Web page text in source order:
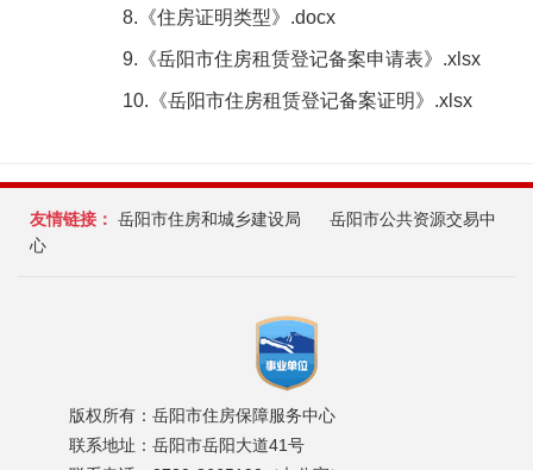
8. 《住房证明类型》.docx
9. 《岳阳市住房租赁登记备案申请表》.xlsx
10. 《岳阳市住房租赁登记备案证明》.xlsx
友情链接： 岳阳市住房和城乡建设局
岳阳市公共资源交易中
心
版权所有：岳阳市住房保障服务中心
联系地址：岳阳市岳阳大道41号